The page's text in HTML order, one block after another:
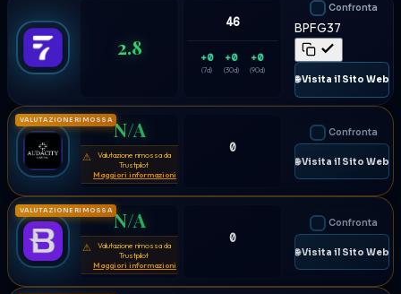
2.8
46
+0
(7d)
+0
(30d)
+0
(90d)
Confronta
BPFG37
🌐 Visita il Sito Web
VALUTAZIONE RIMOSSAN/A
⚠
Valutazione rimossa da
Trustpilot
Maggiori informazioni
0
Confronta
🌐 Visita il Sito Web
VALUTAZIONE RIMOSSAN/A
⚠
Valutazione rimossa da
Trustpilot
Maggiori informazioni
0
Confronta
🌐 Visita il Sito Web